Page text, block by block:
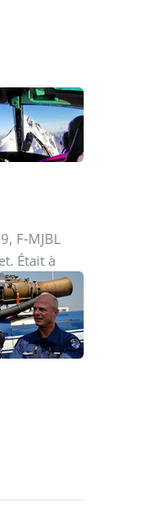
F-MJBL
Était à